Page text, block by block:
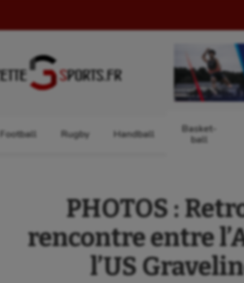
Football Rugby Handball
Basket-
ball
PHOTOS :
rencontre entre
l’US